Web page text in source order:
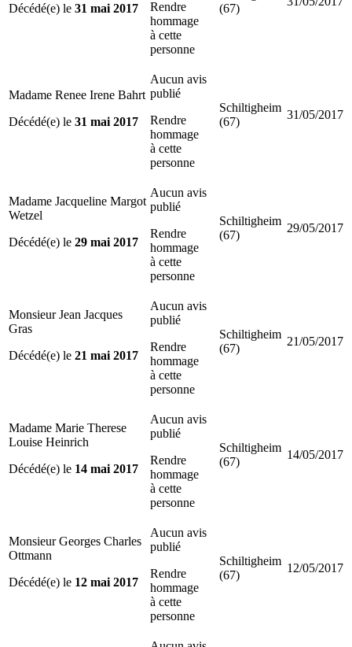
Décédé(e) le 31 mai 2017
Rendre
hommage
à cette
personne
(67)
Madame Renee Irene Bahrt
Décédé(e) le 31 mai 2017
Aucun avis
publié
Rendre
hommage
à cette
personne
Schiltigheim
(67)
31/05/2017
Madame Jacqueline Margot
Wetzel
Décédé(e) le 29 mai 2017
Aucun avis
publié
Rendre
hommage
à cette
personne
Schiltigheim
(67)
29/05/2017
Monsieur Jean Jacques
Gras
Décédé(e) le 21 mai 2017
Aucun avis
publié
Rendre
hommage
à cette
personne
Schiltigheim
(67)
21/05/2017
Madame Marie Therese
Louise Heinrich
Décédé(e) le 14 mai 2017
Aucun avis
publié
Rendre
hommage
à cette
personne
Schiltigheim
(67)
14/05/2017
Monsieur Georges Charles
Ottmann
Décédé(e) le 12 mai 2017
Aucun avis
publié
Rendre
hommage
à cette
personne
Schiltigheim
(67)
12/05/2017